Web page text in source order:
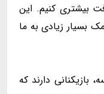
بیشتری کنیم. این
بسیار زیادی به ما
بازیکنانی دارند که